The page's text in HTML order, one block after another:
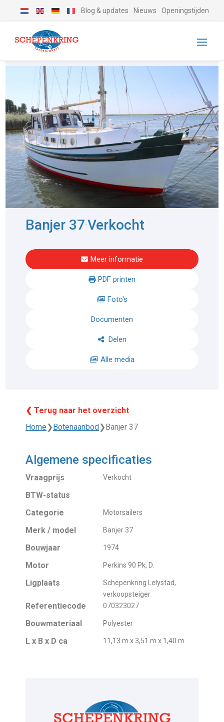
Blog & updates Nieuws Openingstijden
Banjer 37-Verkocht
Meer informatie
PDF printen
Foto's
Documenten
Delen
Alle media
❮ Terug naar het overzicht
Home❯Botenaanbod❯Banjer 37
Algemene specificaties
Vraagprijs Verkocht
BTW-status
Categorie
Motorsailers
Merk / model Banjer 37
Bouwjaar 1974
Motor Perkins 90 Pk, D.
Ligplaats
Schepenkring Lelystad,
verkoopsteiger
Referentiecode 070323027
Bouwmateriaal Polyester
L x B x D ca 11,13 m x 3,51 m x 1,40 m